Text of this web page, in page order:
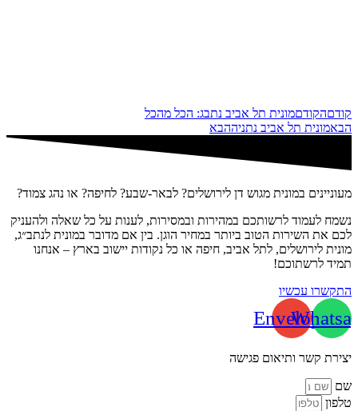
קודםהקודםמונית תל אביב נתבג: הכל מהכל
הבאמונית תל אביב נתניההבא
מעוניינים במונית מגוש דן לירושלים? לבאר-שבע? לחיפה? או נהג צמוד?
נשמח לעמוד לרשותכם במהירות ובמסירות, לענות על כל שאלה ולהעניק
לכם את השירות הטוב ביותר במחיר הוגן. בין אם מדובר במונית לנתב״ג,
מונית לירושלים, לתל אביב, חיפה או כל נקודות יישוב בארץ – אנחנו
תמיד לרשתוכם!
התקשרו עכשיו
Envelope
יצירת קשר ותיאום פגישה
שם
טלפון